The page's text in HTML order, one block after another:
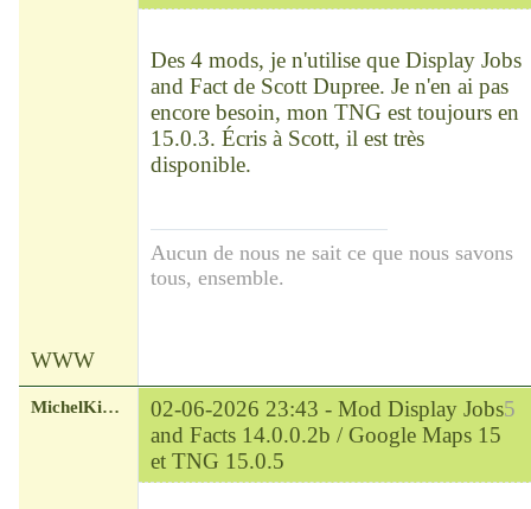
Des 4 mods, je n'utilise que Display Jobs
and Fact de Scott Dupree. Je n'en ai pas
encore besoin, mon TNG est toujours en
15.0.3. Écris à Scott, il est très
disponible.
Aucun de nous ne sait ce que nous savons
tous, ensemble.
WWW
5
MichelKirsch 02-06-2026 23:43 - Mod Display Jobs
and Facts 14.0.0.2b / Google Maps 15
et TNG 15.0.5